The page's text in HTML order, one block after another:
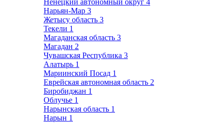
Ненецкий автономный округ 4
Нарьян-Мар 3
Жетысу область 3
Текели 1
Магаданская область 3
Магадан 2
Чувашская Республика 3
Алатырь 1
Мариинский Посад 1
Еврейская автономная область 2
Биробиджан 1
Облучье 1
Нарынская область 1
Нарын 1